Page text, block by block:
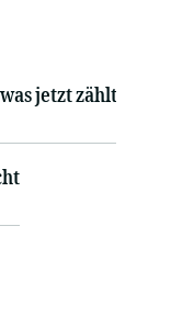
jetzt zählt